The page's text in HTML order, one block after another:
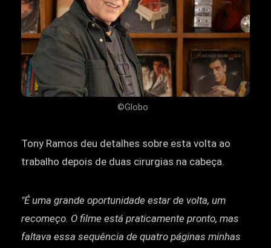
©Globo
Tony Ramos deu detalhes sobre esta volta ao
trabalho depois de duas cirurgias na cabeça.
"É uma grande oportunidade estar de volta, um
recomeço. O filme está praticamente pronto, mas
faltava essa sequência de quatro páginas minhas